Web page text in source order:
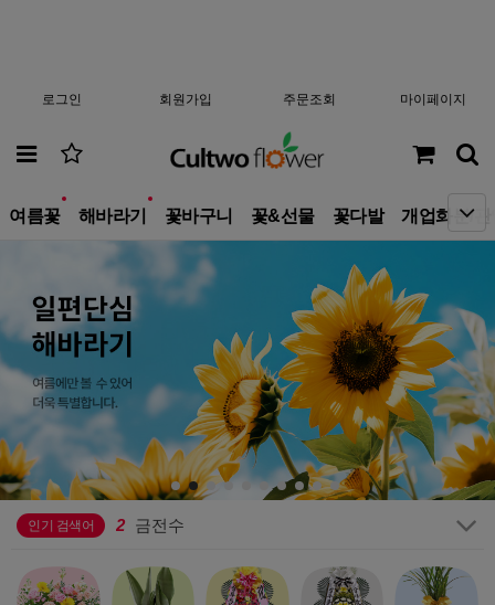
로그인 회원가입 주문조회 마이페이지
여름꽃 해바라기 꽃바구니 꽃&선물 꽃다발 개업화분/
인기 검색어
10
부모님선물
1
생일
2 금전수
3 기념일
5 행복나무
결혼식